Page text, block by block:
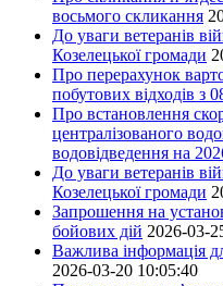
восьмого скликання
До уваги ветеранів
Козелецької громади
Про перерахунок
побутових відходів з
Про встановлення
централізованого
водовідведення на
До уваги ветеранів
Козелецької громади
Запрошення на
бойових дій 2026-03-
Важлива інформація
2026-03-20 10:05:40